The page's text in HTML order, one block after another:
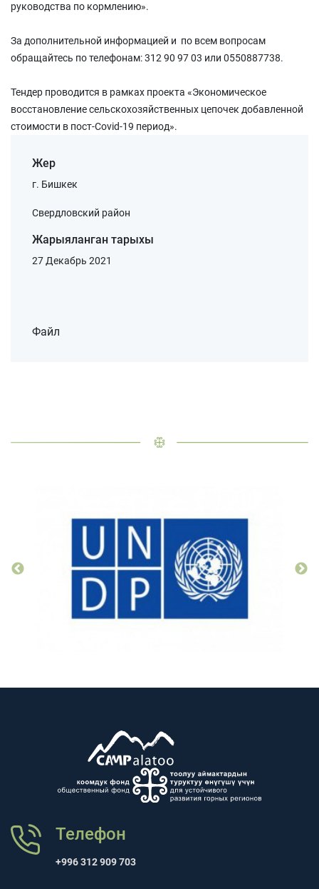
руководства по кормлению».
За дополнительной информацией и по всем вопросам
обращайтесь по телефонам: 312 90 97 03 или 0550887738.
Тендер проводится в рамках проекта «Экономическое
восстановление сельскохозяйственных цепочек добавленной
стоимости в пост-Covid-19 период».
Жер
г. Бишкек
Свердловский район
Жарыяланган тарыхы
27 Декабрь 2021
Файл
Телефон
+996 312 909 703